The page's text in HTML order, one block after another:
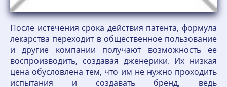
После истечения срока действия патента, формула
лекарства переходит в общественное пользование
и другие компании получают возможность ее
воспроизводить, создавая дженерики. Их низкая
цена обусловлена тем, что им не нужно проходить
испытания и создавать бренд, ведь